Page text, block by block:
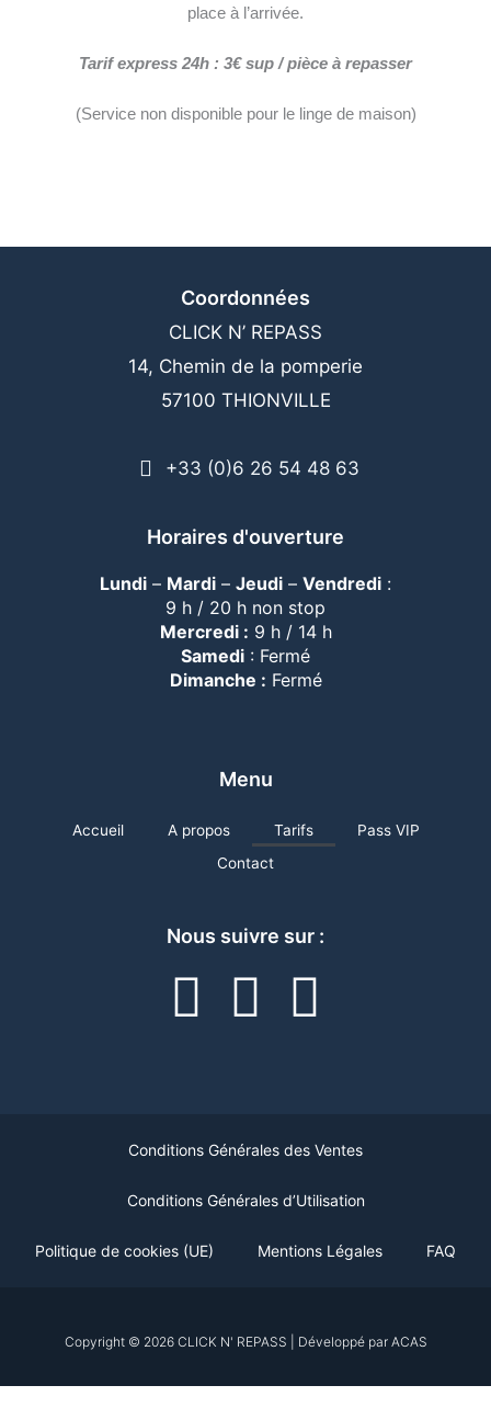
place à l’arrivée.
Tarif express 24h : 3€ sup / pièce à repasser
(Service non disponible pour le linge de maison)
Coordonnées
CLICK N’ REPASS
14, Chemin de la pomperie
57100 THIONVILLE
+33 (0)6 26 54 48 63
Horaires d'ouverture
Lundi – Mardi – Jeudi – Vendredi :
9 h / 20 h non stop
Mercredi : 9 h / 14 h
Samedi : Fermé
Dimanche : Fermé
Menu
Accueil A propos Tarifs
Pass VIP
Contact
Nous suivre sur :
F
e
b
o
o
k
I
t
a
g
r
a
L
k
e
d
i
n
Conditions Générales des Ventes
Conditions Générales d’Utilisation
Politique de cookies (UE) Mentions Légales FAQ
Copyright © 2026 CLICK N' REPASS | Développé par ACAS